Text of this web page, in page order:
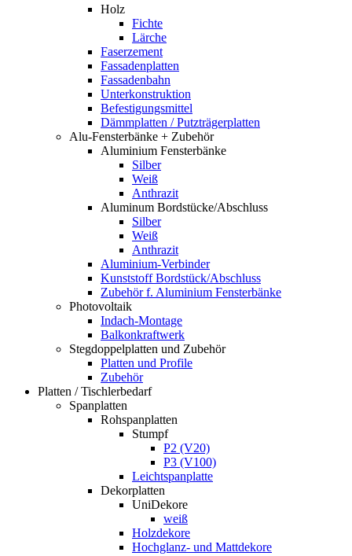
Holz
Fichte
Lärche
Faserzement
Fassadenplatten
Fassadenbahn
Unterkonstruktion
Befestigungsmittel
Dämmplatten / Putzträgerplatten
Alu-Fensterbänke + Zubehör
Aluminium Fensterbänke
Silber
Weiß
Anthrazit
Aluminum Bordstücke/Abschluss
Silber
Weiß
Anthrazit
Aluminium-Verbinder
Kunststoff Bordstück/Abschluss
Zubehör f. Aluminium Fensterbänke
Photovoltaik
Indach-Montage
Balkonkraftwerk
Stegdoppelplatten und Zubehör
Platten und Profile
Zubehör
Platten / Tischlerbedarf
Spanplatten
Rohspanplatten
Stumpf
P2 (V20)
P3 (V100)
Leichtspanplatte
Dekorplatten
UniDekore
weiß
Holzdekore
Hochglanz- und Mattdekore